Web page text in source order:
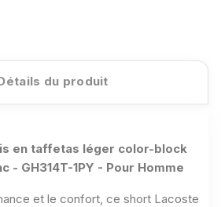
du produit
en taffetas léger color-block
- GH314T-1PY - Pour Homme
et le confort, ce short Lacoste